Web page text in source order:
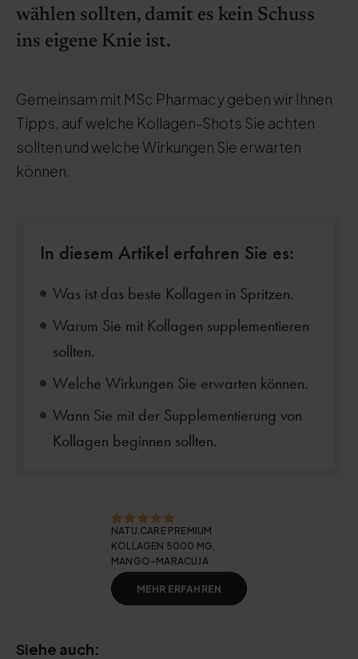
wählen sollten, damit es kein Schuss
ins eigene Knie ist.
Gemeinsam mit MSc Pharmacy geben wir Ihnen
Tipps, auf welche Kollagen-Shots Sie achten
sollten und welche Wirkungen Sie erwarten
können.
In diesem Artikel erfahren Sie es:
Was ist das beste Kollagen in Spritzen.
Warum Sie mit Kollagen supplementieren
sollten.
Welche Wirkungen Sie erwarten können.
Wann Sie mit der Supplementierung von
Kollagen beginnen sollten.
NATU.CARE PREMIUM
KOLLAGEN 5000 MG,
MANGO-MARACUJA
MEHR ERFAHREN
Siehe auch: